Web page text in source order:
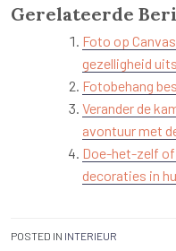
Gerelateerde
Foto op
gezelligheid
Fotobehang
Verander de
avontuur met
Doe-het-zelf of
decoraties in
POSTED IN INTERIEUR